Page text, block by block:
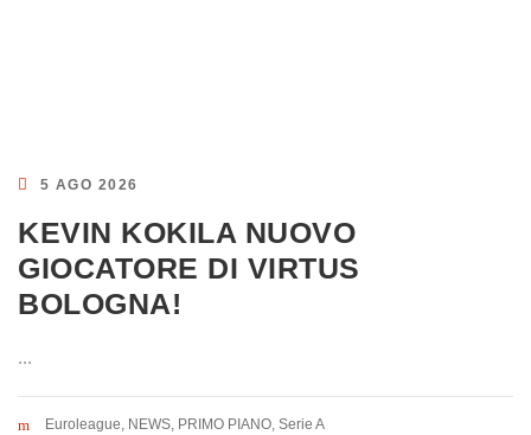
5 AGO 2026
KEVIN KOKILA NUOVO
GIOCATORE DI VIRTUS
BOLOGNA!
...
Euroleague, NEWS, PRIMO PIANO, Serie A